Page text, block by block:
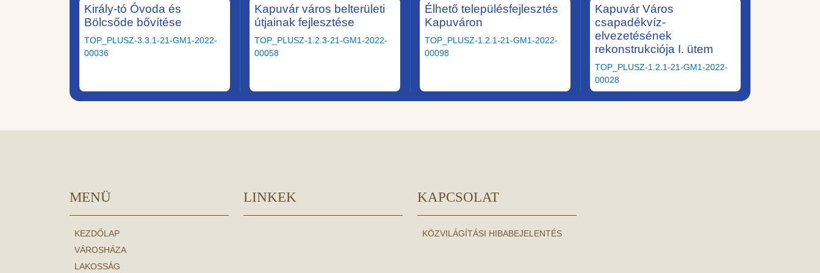
Király-tó Óvoda és
Bölcsőde bővítése
TOP_PLUSZ-3.3.1-21-GM1-2022-
00036
Kapuvár város belterületi
útjainak fejlesztése
TOP_PLUSZ-1.2.3-21-GM1-2022-
00058
Élhető településfejlesztés
Kapuváron
TOP_PLUSZ-1.2.1-21-GM1-2022-
00098
Kapuvár Város
csapadékvíz-
elvezetésének
rekonstrukciója I. ütem
TOP_PLUSZ-1.2.1-21-GM1-2022-
00028
MENÜ
KEZDŐLAP
VÁROSHÁZA
LAKOSSÁG
LINKEK KAPCSOLAT
KÖZVILÁGÍTÁSI HIBABEJELENTÉS